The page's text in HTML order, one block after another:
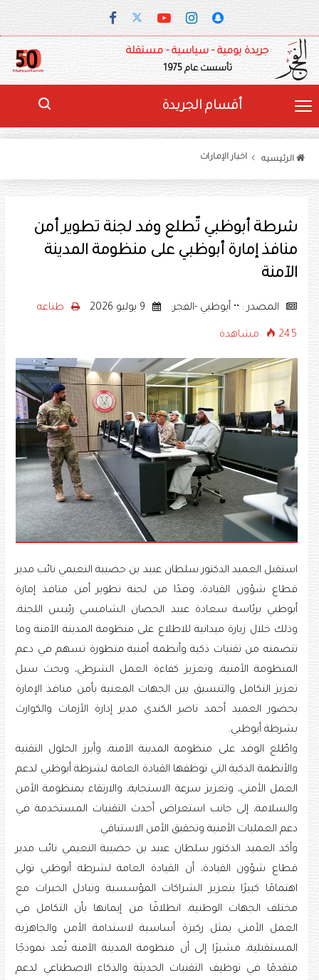
جريدة يومية - سياسية - مستقلة
تأسست عام 1975
أقسام الجريدة
الرئيسيه اخبار الإمارات
شرطة أبوظبي تّطلع وفد لجنة تطوير أمن
منافذ إمارة أبوظبي على منظومة المدينة
الآمنة
المصدر : •• أبوظبي -الفجر: طباعه
245 مشاهدة
استقبل العميد الدكتور سلطان عبيد بن حضيبة النعيمي نائب مدير
قطاع شؤون القيادة، وفدًا من لجنة تطوير أمن منافذ إمارة
أبوظبي برئاسة سعادة عبيد الحصان الشامسي رئيس اللجنة،
وذلك خلال زيارة ميدانية للاطلاع على منظومة المدينة الآمنة وما
تتضمنه من تقنيات ذكية وأنظمة أمنية متطورة تسهم في دعم
المنظومة الأمنية، وتعزيز كفاءة العمل الشرطي، وبحث سبل
تعزيز التكامل والتنسيق بين الجهات المعنية بأمن منافذ الإمارة
بحضور العميد أحمد ناصر الكندي مدير إدارة الأزمات والكوارث
بشرطة أبوظبي.
واطّلع الوفد على منظومة المدينة الآمنة، وأبرز الحلول التقنية
والأنظمة الذكية التي توظفها القيادة العامة لشرطة أبوظبي لدعم
العمل الأمني، وتعزيز سرعة الاستجابة، والارتقاء بمنظومة الأمن
والسلامة، إلى جانب استعراض أحدث التقنيات المستخدمة في
دعم العمليات الأمنية وتحقيق الأمن الاستباقي.
وأكد العميد الدكتور سلطان عبيد بن حضيبة النعيمي نائب مدير
قطاع شؤون القيادة، أن القيادة العامة لشرطة أبوظبي تولي
اهتمامًا كبيرًا بتعزيز الشراكات المؤسسية وتبادل الخبرات مع
مختلف الجهات الوطنية، انطلاقًا من إيمانها بأن التكامل في
العمل الأمني يمثل ركيزة أساسية لاستدامة الأمن والجاهزية
المستقبلية، مشيرًا إلى أن منظومة المدينة الآمنة تُعد نموذجًا
متقدمًا في توظيف التقنيات الحديثة والذكاء الاصطناعي لدعم